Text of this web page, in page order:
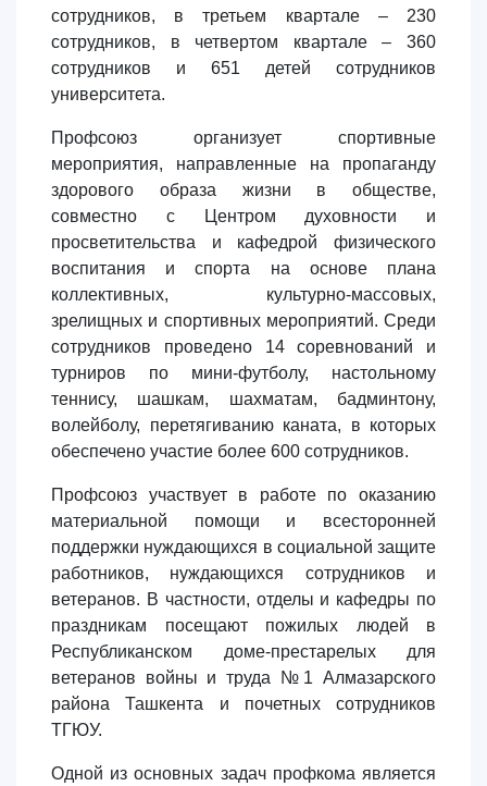
сотрудников, в третьем квартале – 230
сотрудников, в четвертом квартале – 360
сотрудников и 651 детей сотрудников
университета.
Профсоюз организует спортивные
мероприятия, направленные на пропаганду
здорового образа жизни в обществе,
совместно с Центром духовности и
просветительства и кафедрой физического
воспитания и спорта на основе плана
коллективных, культурно-массовых,
зрелищных и спортивных мероприятий. Среди
сотрудников проведено 14 соревнований и
турниров по мини-футболу, настольному
теннису, шашкам, шахматам, бадминтону,
волейболу, перетягиванию каната, в которых
обеспечено участие более 600 сотрудников.
Профсоюз участвует в работе по оказанию
материальной помощи и всесторонней
поддержки нуждающихся в социальной защите
работников, нуждающихся сотрудников и
ветеранов. В частности, отделы и кафедры по
праздникам посещают пожилых людей в
Республиканском доме-престарелых для
ветеранов войны и труда №1 Алмазарского
района Ташкента и почетных сотрудников
ТГЮУ.
Одной из основных задач профкома является